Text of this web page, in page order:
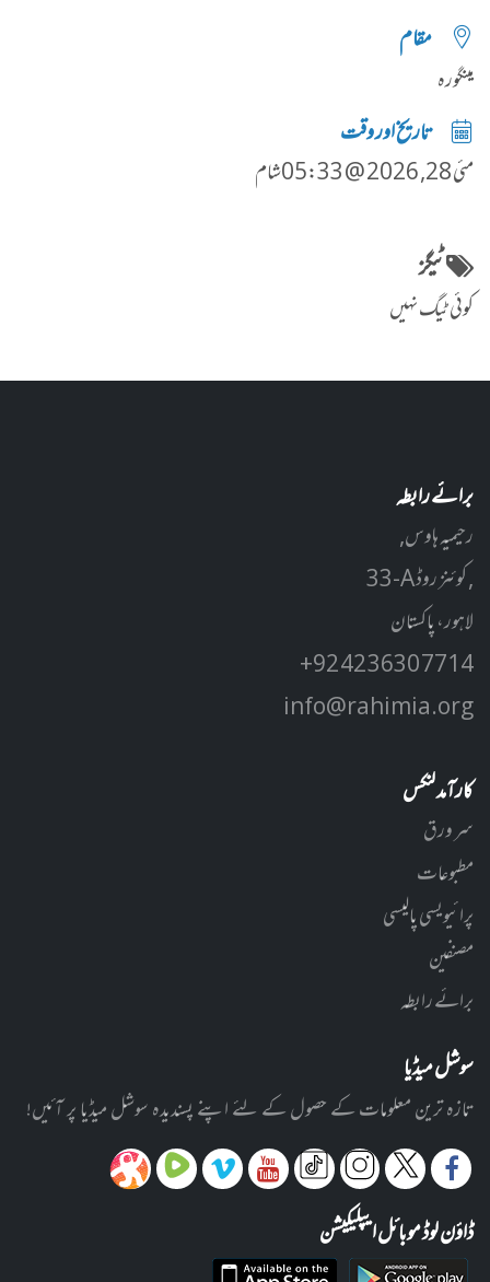
مقام
مینگورہ
تاریخ اور وقت
مئی 28, 2026 @ 05:33شام
ٹیگز
کوئی ٹیگ نہیں
برائے رابطہ
رحیمیہ ہاوس,
33-A کوئنز روڈ ,
لاہور، پاکستان
+92 42 3630 7714
info@rahimia.org
کارآمد لنکس
سر ورق
مطبوعات
پرائیویسی پالیسی
مصنفین
برائے رابطہ
سوشل میڈیا
تازہ ترین معلومات کے حصول کے لئے اپنے پسندیدہ سوشل میڈیا پر آئیں!
ڈاؤن لوڈ موبائل ایپلیکیشن